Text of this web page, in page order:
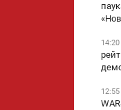
14:20
12:55